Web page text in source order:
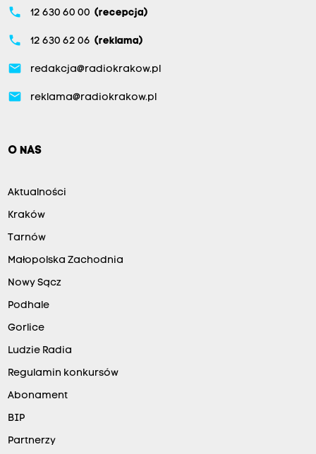
phone 12 630 60 00 (recepcja)
phone 12 630 62 06 (reklama)
email redakcja@radiokrakow.pl
email reklama@radiokrakow.pl
O NAS
Aktualności
Kraków
Tarnów
Małopolska Zachodnia
Nowy Sącz
Podhale
Gorlice
Ludzie Radia
Regulamin konkursów
Abonament
BIP
Partnerzy